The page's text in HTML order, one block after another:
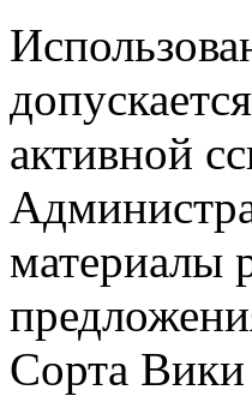
активной
материалы
Сорта